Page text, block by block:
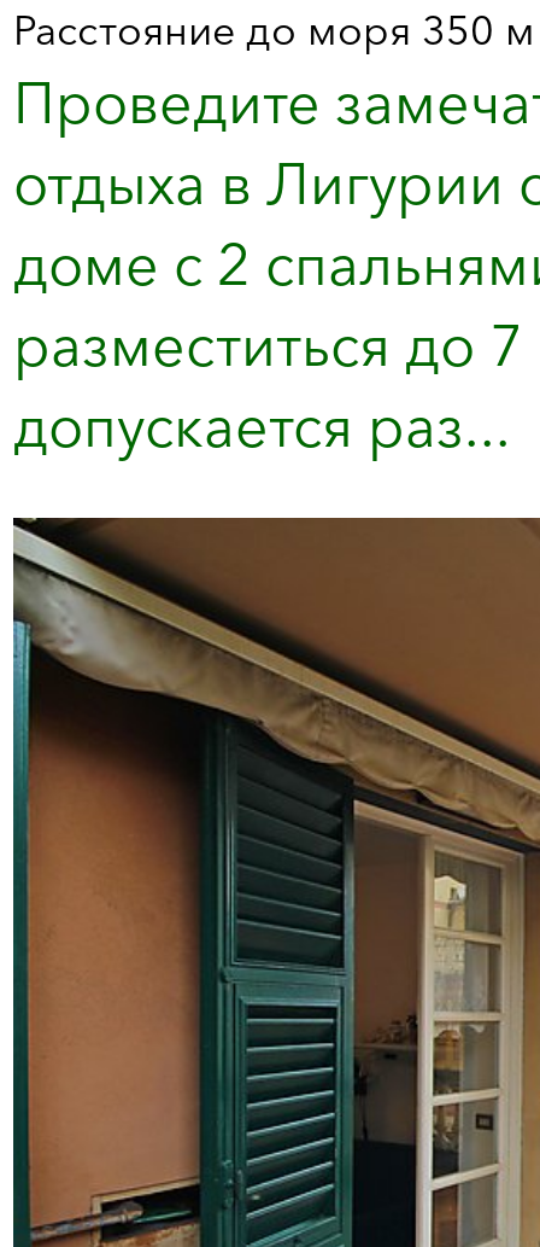
Расстояние до моря 350 м
Проведите
отдыха в
доме с 2
разместиться до
допускается раз...